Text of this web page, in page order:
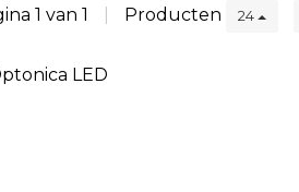
1 van 1 Producten 24
LED